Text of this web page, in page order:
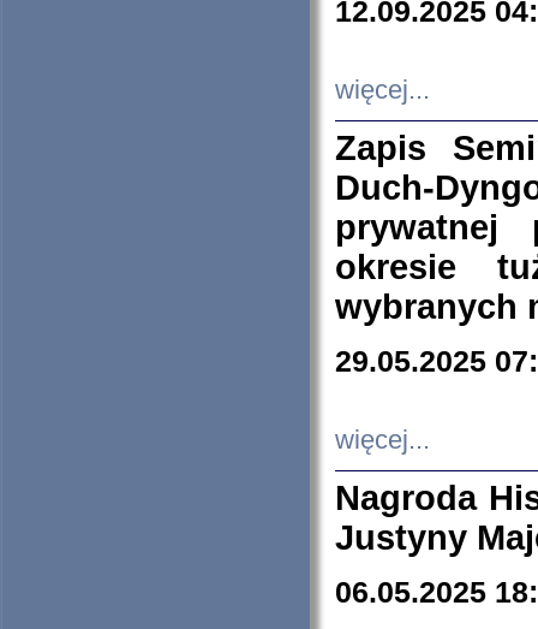
12.09.2025
więcej...
Zapis
Duch-
prywatnej
okresie
wybranych
29.05.2025
więcej...
Nagroda
Justyny
06.05.2025